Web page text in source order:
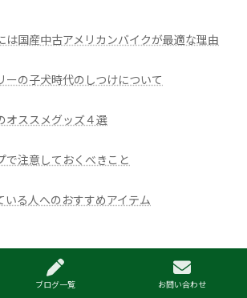
は国産中古アメリカンバイクが最適な理由
ーの子犬時代のしつけについて
オススメグッズ４選
で注意しておくべきこと
いる人へのおすすめアイテム
ブログ一覧 お問い合わせ